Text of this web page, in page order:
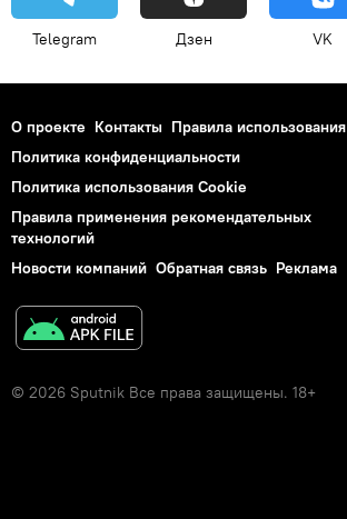
Telegram Дзен VK
О проекте Контакты Правила использования
Политика конфиденциальности
Политика использования Cookie
Правила применения рекомендательных
технологий
Новости компаний Обратная связь Реклама
© 2026 Sputnik Все права защищены. 18+